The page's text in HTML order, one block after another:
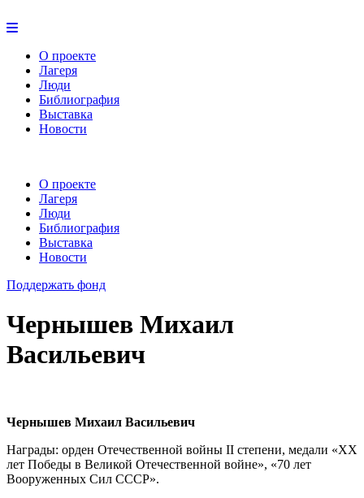
О проекте
Лагеря
Люди
Библиография
Выставка
Новости
О проекте
Лагеря
Люди
Библиография
Выставка
Новости
Поддержать фонд
Чернышев Михаил
Васильевич
Чернышев Михаил Васильевич
Награды: орден Отечественной войны II степени, медали «XX
лет Победы в Великой Отечественной войне», «70 лет
Вооруженных Сил СССР».